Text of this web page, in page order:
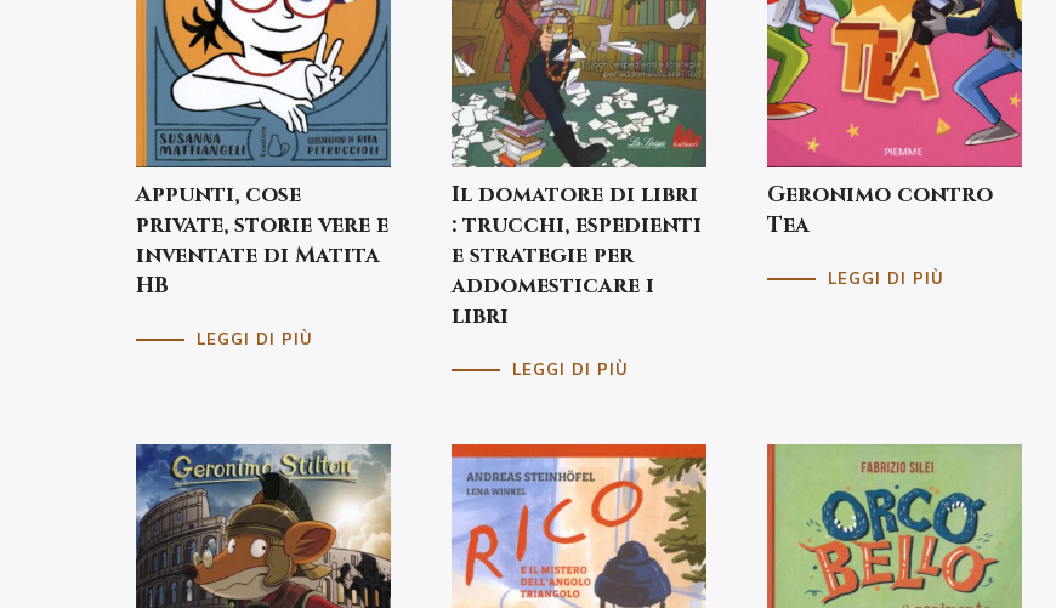
Appunti, cose
private, storie vere e
inventate di Matita
HB
LEGGI DI PIÙ
Il domatore di libri
: trucchi, espedienti
e strategie per
addomesticare i
libri
LEGGI DI PIÙ
Geronimo contro
Tea
LEGGI DI PIÙ